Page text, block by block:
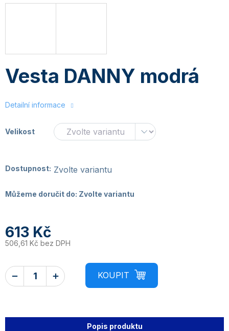
Vesta DANNY modrá
Detailní informace
Velikost
Dostupnost: Zvolte variantu
Můžeme doručit do: Zvolte variantu
613 Kč
506,61 Kč bez DPH
Popis produktu